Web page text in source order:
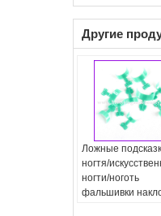
Другие
Ложные
ногтя/
ногти/ноготь
фальшивки